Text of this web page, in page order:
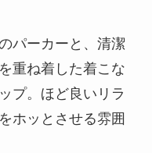
パーカーと、清潔
重ね着した着こな
プ。ほど良いリラ
ホッとさせる雰囲